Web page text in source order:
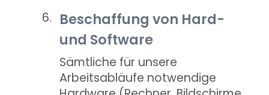
Beschaffung von Hard-
und Software
Sämtliche für unsere
Arbeitsabläufe notwendige